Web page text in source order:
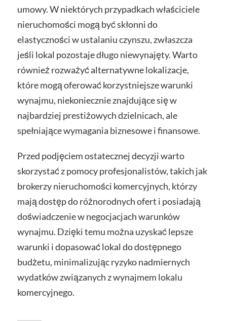
umowy. W niektórych przypadkach właściciele
nieruchomości mogą być skłonni do
elastyczności w ustalaniu czynszu, zwłaszcza
jeśli lokal pozostaje długo niewynajęty. Warto
również rozważyć alternatywne lokalizacje,
które mogą oferować korzystniejsze warunki
wynajmu, niekoniecznie znajdujące się w
najbardziej prestiżowych dzielnicach, ale
spełniające wymagania biznesowe i finansowe.
Przed podjęciem ostatecznej decyzji warto
skorzystać z pomocy profesjonalistów, takich jak
brokerzy nieruchomości komercyjnych, którzy
mają dostęp do różnorodnych ofert i posiadają
doświadczenie w negocjacjach warunków
wynajmu. Dzięki temu można uzyskać lepsze
warunki i dopasować lokal do dostępnego
budżetu, minimalizując ryzyko nadmiernych
wydatków związanych z wynajmem lokalu
komercyjnego.